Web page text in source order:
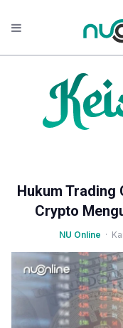
Hukum Trading
Crypto
NU Online ·